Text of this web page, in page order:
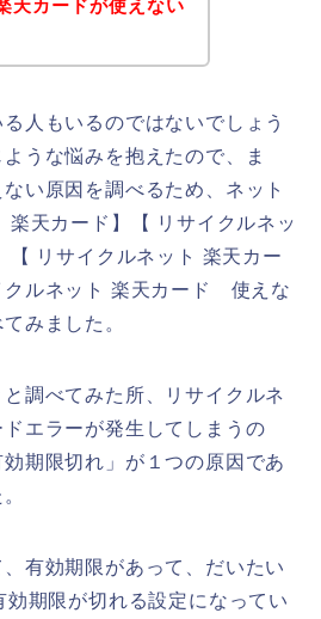
天カードが使えない
人もいるのではないでしょう
うな悩みを抱えたので、ま
い原因を調べるため、ネット
楽天カード】【 リサイクルネッ
リサイクルネット 楽天カー
ルネット 楽天カード 使えな
みました。
調べてみた所、リサイクルネ
エラーが発生してしまうの
期限切れ」が１つの原因であ
有効期限があって、だいたい
期限が切れる設定になってい